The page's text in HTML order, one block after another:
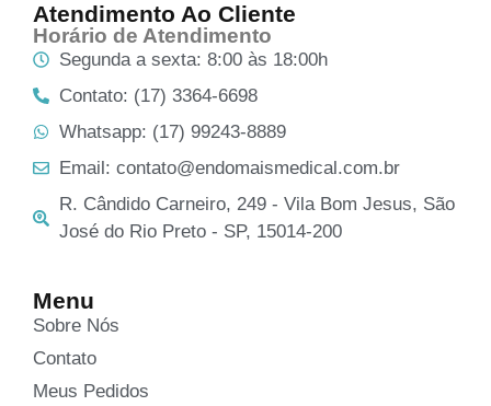
Atendimento Ao Cliente
Horário de Atendimento
Segunda a sexta: 8:00 às 18:00h
Contato: (17) 3364-6698
Whatsapp: (17) 99243-8889
Email: contato@endomaismedical.com.br
R. Cândido Carneiro, 249 - Vila Bom Jesus, São
José do Rio Preto - SP, 15014-200
Menu
Sobre Nós
Contato
Meus Pedidos